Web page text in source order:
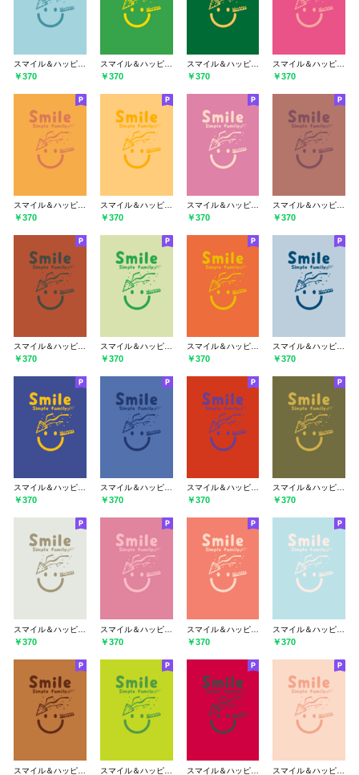
スマイル＆ハッピー スプレーグリーン
￥370
スマイル＆ハッピー パロットグリーン
￥370
スマイル＆ハッピー ビリジャン
￥370
スマイル＆ハッピー オペラ
￥370
スマイル＆ハッピー 柑子色
￥370
スマイル＆ハッピー ジョーンドナープル
￥370
スマイル＆ハッピー ロータスピンク
￥370
スマイル＆ハッピー ブラウンゴールド
￥370
スマイル＆ハッピー 煉瓦色
￥370
スマイル＆ハッピー リードグリーン
￥370
スマイル＆ハッピー 柿色
￥370
スマイル＆ハッピー パウダーブルー
￥370
スマイル＆ハッピー コーンフラワーブルー
￥370
スマイル＆ハッピー ラベンダーブルー
￥370
スマイル＆ハッピー 緋色
￥370
スマイル＆ハッピー 海松色
￥370
￥370
スマイル＆ハッピー ペールチェリーピンク
￥370
スマイル＆ハッピー 洗朱
￥370 ￥370
スマイル＆ハッピー 若草色 スマイル＆ハッピー ペッパーレッド